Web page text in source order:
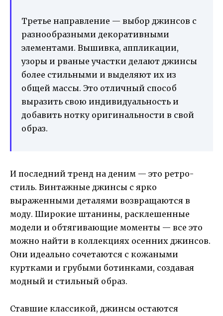
Третье направление — выбор джинсов с
разнообразными декоративными
элементами. Вышивка, аппликации,
узоры и рваные участки делают джинсы
более стильными и выделяют их из
общей массы. Это отличный способ
выразить свою индивидуальность и
добавить нотку оригинальности в свой
образ.
И последний тренд на деним — это ретро-
стиль. Винтажные джинсы с ярко
выраженными деталями возвращаются в
моду. Широкие штанины, расклешенные
модели и обтягивающие моменты — все это
можно найти в коллекциях осенних джинсов.
Они идеально сочетаются с кожаными
куртками и грубыми ботинками, создавая
модный и стильный образ.
Ставшие классикой, джинсы остаются